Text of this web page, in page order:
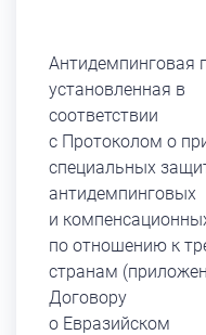
Антидемпинговая
установленная в
соответствии
с Протоколом о
специальных
антидемпинговых
и
по отношению к
странам
Договору
о Евразийском